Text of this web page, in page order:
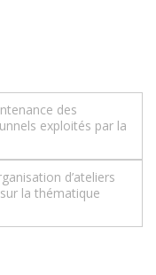
des
exploités par la
d’ateliers
la thématique